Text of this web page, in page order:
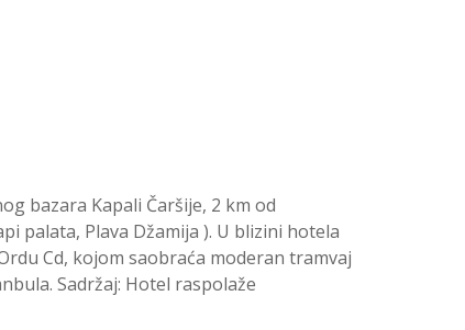
bazara Kapali Čaršije, 2 km od
palata, Plava Džamija ). U blizini hotela
Cd, kojom saobraća moderan tramvaj
Sadržaj: Hotel raspolaže